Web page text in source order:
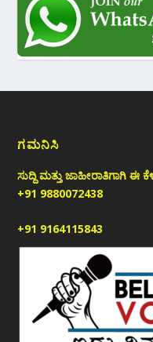
ಗಮನಿಸಿ
ಸುದ್ದಿ ಮತ್ತು ಜಾಹೀರಾತಿಗಾಗಿ
+91 9880072438
+91 9164115843